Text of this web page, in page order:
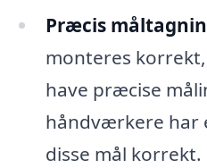
Præcis
monteres
have præcise
håndværkere har
disse mål korrekt.